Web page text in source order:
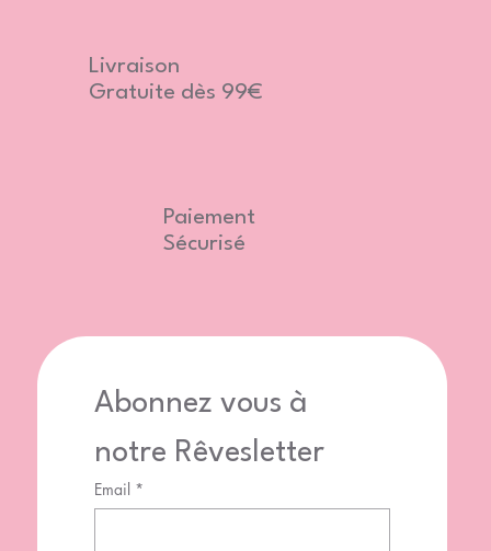
Abonnez vous à
notre Rêvesletter
Email *
Livraison
Gratuite dès 99€
Paiement
Sécurisé